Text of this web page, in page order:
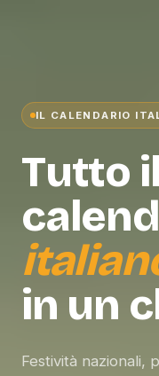
IL CALENDARIO
Tutto il
in un
Festività nazionali,